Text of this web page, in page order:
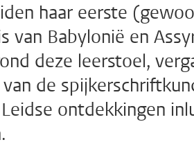
haar eerste
van Babylonië en
deze leerstoel,
de
ontdekkingen